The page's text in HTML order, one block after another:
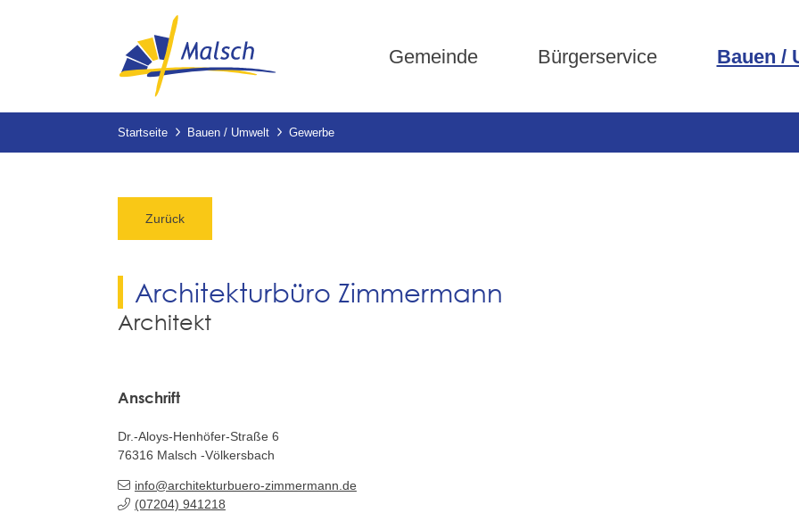
Gemeinde Bürgerservice Bauen /
Startseite Bauen / Umwelt Gewerbe
Zurück
Architekturbüro Zimmermann
Architekt
Anschrift
Völkersbach
Dr.-Aloys-Henhöfer-Straße 6
76316 Malsch
info@architekturbuero-zimmermann.de
(07204) 941218